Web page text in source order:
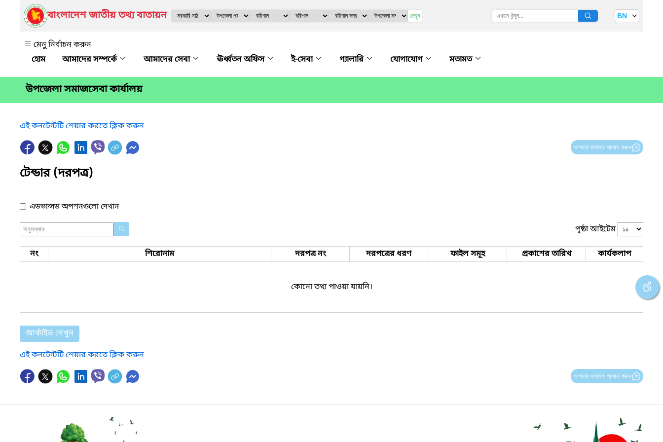
বাংলাদেশ জাতীয় তথ্য বাতায়ন দেখুন BN
মেনু নির্বাচন করুন
আমাদের সম্পর্কে
আমাদের সেবা ঊর্ধ্বতন অফিস ই-সেবা গ্যালারি যোগাযোগ মতামত
উপজেলা সমাজসেবা কার্যালয়
এই কনটেন্টটি শেয়ার করতে ক্লিক করুন
আপনার মতামত প্রদান করুন
টেন্ডার (দরপত্র)
এডভান্সড অপশনগুলো দেখান
পৃষ্ঠা আইটেম
নং শিরোনাম দরপত্র নং দরপত্রের ধরণ ফাইল সমূহ প্রকাশের তারিখ কার্যকলাপ
কোনো তথ্য পাওয়া যায়নি।
আর্কাইভ দেখুন
এই কনটেন্টটি শেয়ার করতে ক্লিক করুন
আপনার মতামত প্রদান করুন